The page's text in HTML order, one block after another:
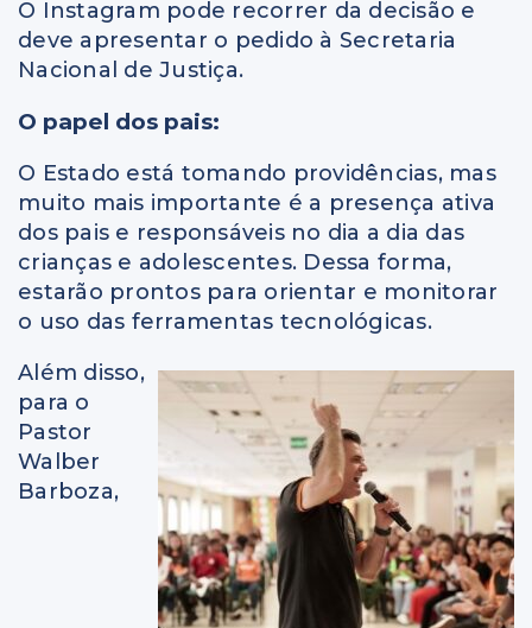
O Instagram pode recorrer da decisão e
deve apresentar o pedido à Secretaria
Nacional de Justiça.
O papel dos pais:
O Estado está tomando providências, mas
muito mais importante é a presença ativa
dos pais e responsáveis no dia a dia das
crianças e adolescentes. Dessa forma,
estarão prontos para orientar e monitorar
o uso das ferramentas tecnológicas.
Além disso,
para o
Pastor
Walber
Barboza,